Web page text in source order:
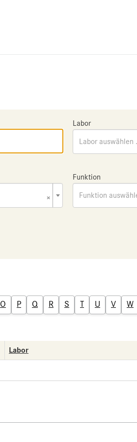
Labor
Labor auswählen
×
Funktion
Funktion
O P Q R S T U V W
Labor